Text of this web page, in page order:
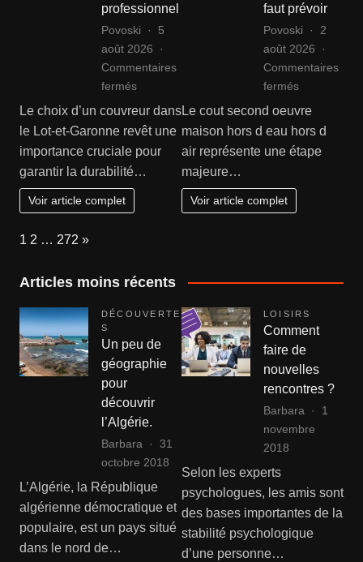
professionnel
Povoski
5
août 2026
Commentaires
ferméssur
Couvreur
Lot-
Garonne
:
Le choix d’un couvreur dans
le Lot-et-Garonne revêt une
importance cruciale pour
garantir la durabilité…
Voir article complet
faut prévoir
Povoski
2
août 2026
Commentaires
ferméssur
maison
qu’il
faut
prévoir
Le cout second oeuvre
maison hors d eau hors d
air représente une étape
majeure…
Voir article complet
Page:
1 2 … 272 Next
»
Articles moins récents
DÉCOUVERTE
S
Un peu de
géographie
pour
découvrir
l’Algérie.
Barbara
31
octobre 2018
L’Algérie, la République
algérienne démocratique et
populaire, est un pays situé
dans le nord de…
LOISIRS
Comment
faire de
nouvelles
rencontres ?
Barbara
1
novembre
2018
Selon les experts
psychologues, les amis sont
des bases importantes de la
stabilité psychologique
d’une personne…